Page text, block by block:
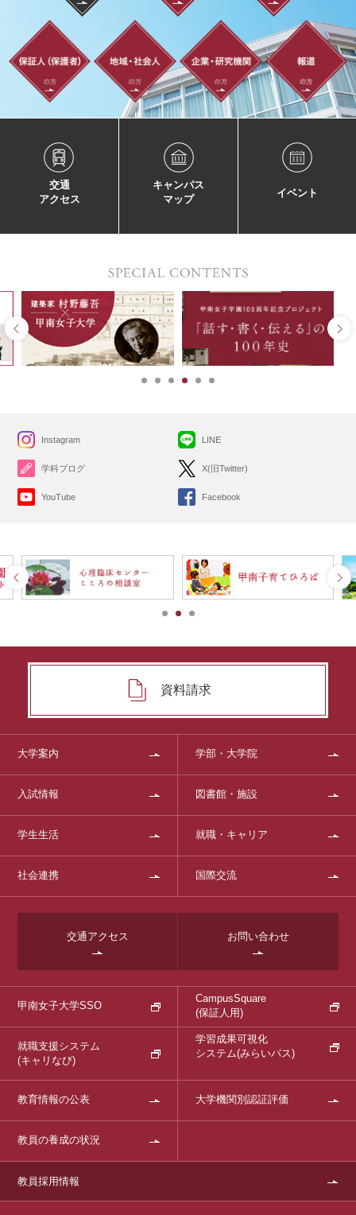
交通
アクセス
キャンパス
マップ
イベント
Instagram
学科ブログ
YouTube
LINE
X(旧Twitter)
Facebook
資料請求
大学案内 学部・大学院
入試情報 図書館・施設
学生生活 就職・キャリア
社会連携 国際交流
交通アクセス お問い合わせ
甲南女子大学SSO
CampusSquare
(保証人用)
就職支援システム
(キャリなび)
学習成果可視化
システム(みらいパス)
教育情報の公表 大学機関別認証評価
教員の養成の状況
教員採用情報